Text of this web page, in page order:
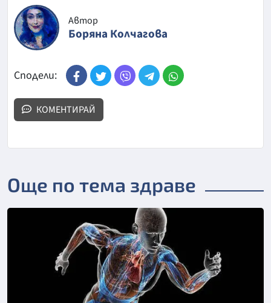
Автор
Боряна Колчагова
Сподели:
КОМЕНТИРАЙ
Още по тема здраве